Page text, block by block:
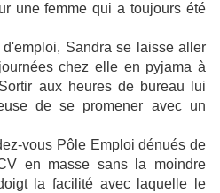
une femme qui a toujours été
Sandra se laisse aller
chez elle en pyjama à
aux heures de bureau lui
de se promener avec un
vous Pôle Emploi dénués de
en masse sans la moindre
la facilité avec laquelle le